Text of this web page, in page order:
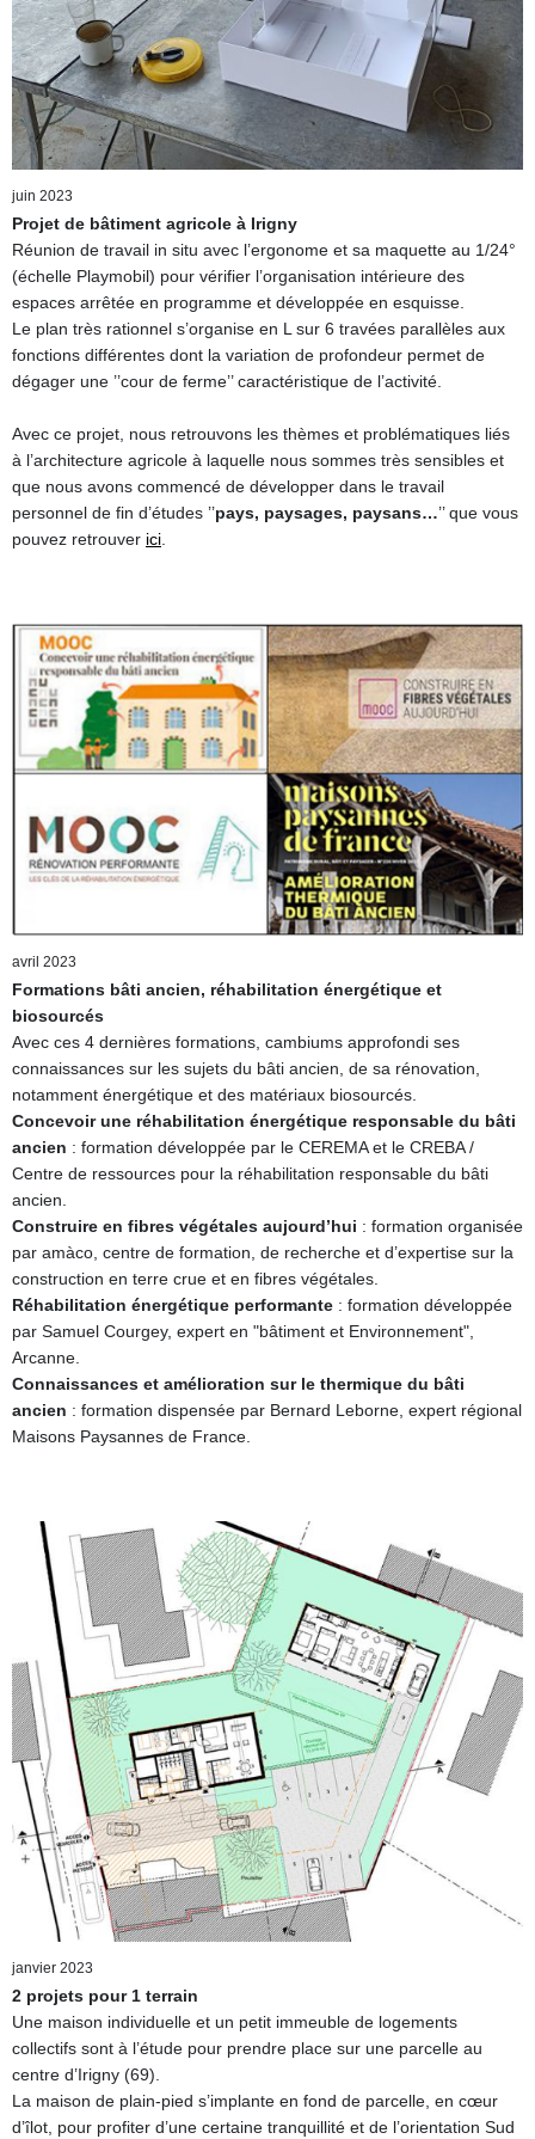
juin 2023
Projet de bâtiment agricole à Irigny
Réunion de travail in situ avec l’ergonome et sa maquette au 1/24°
(échelle Playmobil) pour vérifier l’organisation intérieure des
espaces arrêtée en programme et développée en esquisse.
Le plan très rationnel s’organise en L sur 6 travées parallèles aux
fonctions différentes dont la variation de profondeur permet de
dégager une ’’cour de ferme’’ caractéristique de l’activité.
Avec ce projet, nous retrouvons les thèmes et problématiques liés
à l’architecture agricole à laquelle nous sommes très sensibles et
que nous avons commencé de développer dans le travail
personnel de fin d’études ’’pays, paysages, paysans…’’ que vous
pouvez retrouver ici.
avril 2023
Formations bâti ancien, réhabilitation énergétique et
biosourcés
Avec ces 4 dernières formations, cambiums approfondi ses
connaissances sur les sujets du bâti ancien, de sa rénovation,
notamment énergétique et des matériaux biosourcés.
Concevoir une réhabilitation énergétique responsable du bâti
ancien : formation développée par le CEREMA et le CREBA /
Centre de ressources pour la réhabilitation responsable du bâti
ancien.
Construire en fibres végétales aujourd’hui : formation organisée
par amàco, centre de formation, de recherche et d’expertise sur la
construction en terre crue et en fibres végétales.
Réhabilitation énergétique performante : formation développée
par Samuel Courgey, expert en "bâtiment et Environnement",
Arcanne.
Connaissances et amélioration sur le thermique du bâti
ancien : formation dispensée par Bernard Leborne, expert régional
Maisons Paysannes de France.
janvier 2023
2 projets pour 1 terrain
Une maison individuelle et un petit immeuble de logements
collectifs sont à l’étude pour prendre place sur une parcelle au
centre d’Irigny (69).
La maison de plain-pied s’implante en fond de parcelle, en cœur
d’îlot, pour profiter d’une certaine tranquillité et de l’orientation Sud